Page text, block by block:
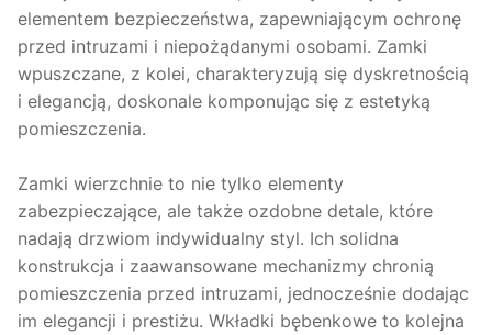
elementem bezpieczeństwa, zapewniającym ochronę
przed intruzami i niepożądanymi osobami. Zamki
wpuszczane, z kolei, charakteryzują się dyskretnością
i elegancją, doskonale komponując się z estetyką
pomieszczenia.
Zamki wierzchnie to nie tylko elementy
zabezpieczające, ale także ozdobne detale, które
nadają drzwiom indywidualny styl. Ich solidna
konstrukcja i zaawansowane mechanizmy chronią
pomieszczenia przed intruzami, jednocześnie dodając
im elegancji i prestiżu. Wkładki bębenkowe to kolejna